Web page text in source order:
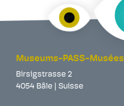
Museums-PASS-Musées
Birsigstrasse 2
4054 Bâle | Suisse